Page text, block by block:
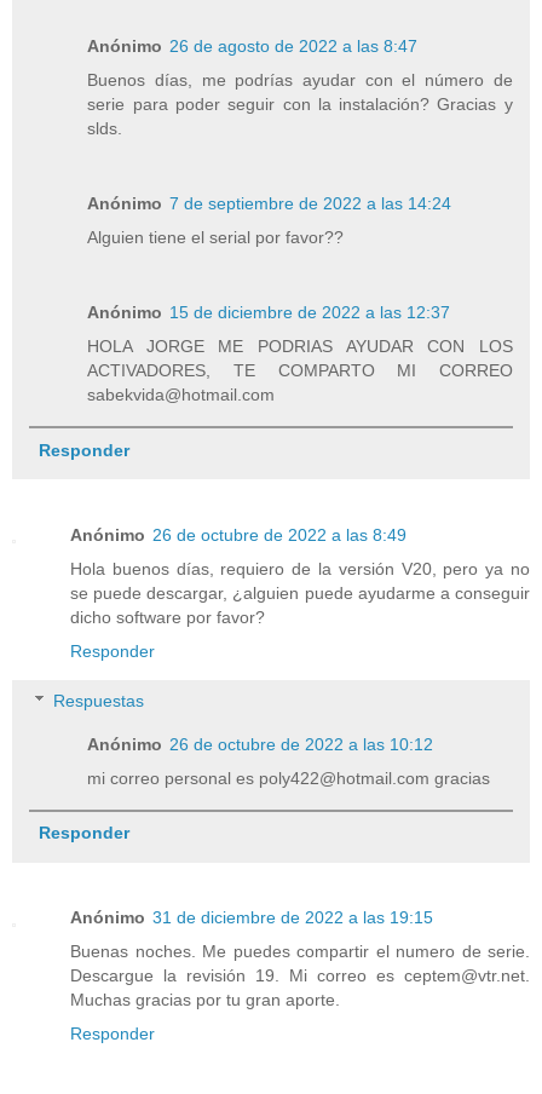
Anónimo 26 de agosto de 2022 a las 8:47
Buenos días, me podrías ayudar con el número de
serie para poder seguir con la instalación? Gracias y
slds.
Anónimo 7 de septiembre de 2022 a las 14:24
Alguien tiene el serial por favor??
Anónimo 15 de diciembre de 2022 a las 12:37
HOLA JORGE ME PODRIAS AYUDAR CON LOS
ACTIVADORES, TE COMPARTO MI CORREO
sabekvida@hotmail.com
Responder
Anónimo 26 de octubre de 2022 a las 8:49
Hola buenos días, requiero de la versión V20, pero ya no
se puede descargar, ¿alguien puede ayudarme a conseguir
dicho software por favor?
Responder
Respuestas
Anónimo 26 de octubre de 2022 a las 10:12
mi correo personal es poly422@hotmail.com gracias
Responder
Anónimo 31 de diciembre de 2022 a las 19:15
Buenas noches. Me puedes compartir el numero de serie.
Descargue la revisión 19. Mi correo es ceptem@vtr.net.
Muchas gracias por tu gran aporte.
Responder